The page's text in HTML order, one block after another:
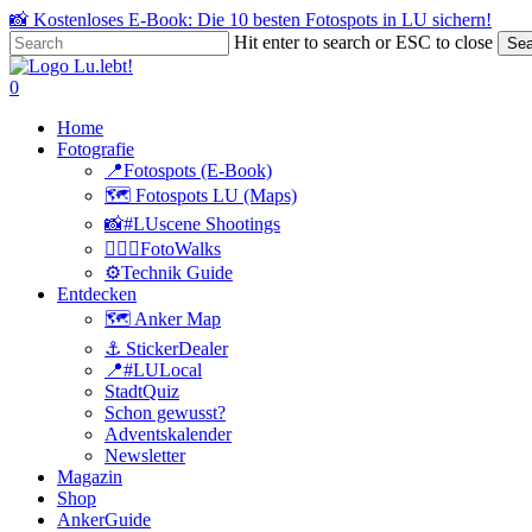
Skip
to
main
content
📸 Kostenloses E-Book: Die 10 besten Fotospots in LU sichern!
Hit enter to search or ESC to close
Close
Search
search
0
Home
Fotografie
📍Fotospots (E-Book)
🗺️ Fotospots LU (Maps)
📸#LUscene Shootings
🚶🏻‍♂️FotoWalks
⚙️Technik Guide
Entdecken
🗺️ Anker Map
⚓️ StickerDealer
📍#LULocal
StadtQuiz
Schon gewusst?
Adventskalender
Newsletter
Magazin
Shop
AnkerGuide